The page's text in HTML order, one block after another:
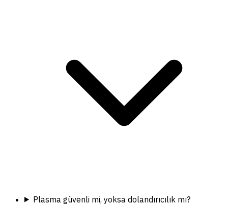
Plasma güvenli mi, yoksa dolandırıcılık mı?